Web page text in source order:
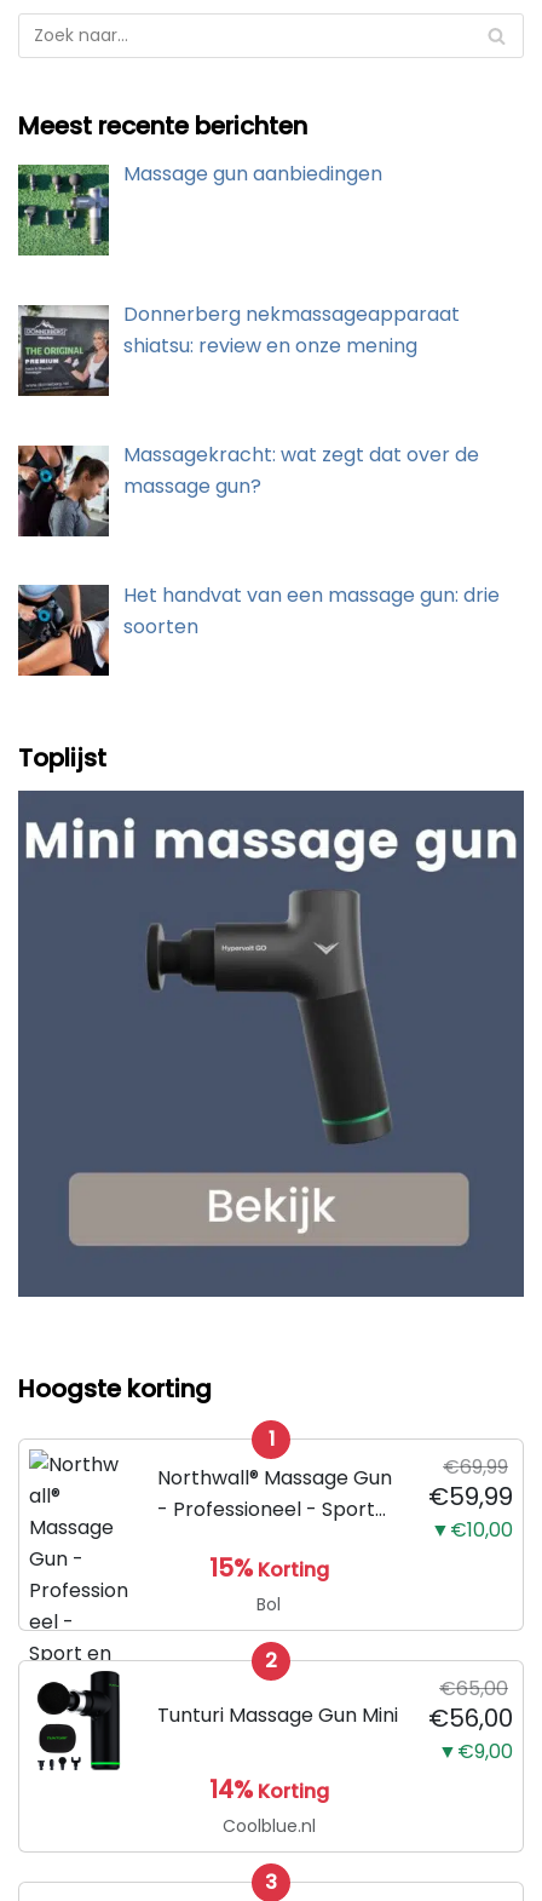
Meest recente berichten
Massage gun aanbiedingen
Donnerberg nekmassageapparaat
shiatsu: review en onze mening
Massagekracht: wat zegt dat over de
massage gun?
Het handvat van een massage gun: drie
soorten
Toplijst
Hoogste korting
1
Northwall® Massage Gun
- Professioneel - Sport
€69,99
€59,99
▼€10,00
15% Korting
Bol
2
Tunturi Massage Gun Mini
€65,00
€56,00
▼€9,00
14% Korting
Coolblue.nl
3